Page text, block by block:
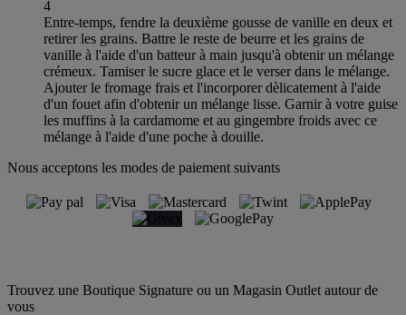
4
Entre-temps, fendre la deuxième gousse de vanille en deux et
retirer les grains. Battre le reste de beurre et les grains de
vanille à l'aide d'un batteur à main jusqu'à obtenir un mélange
crémeux. Tamiser le sucre glace et le verser dans le mélange.
Ajouter le fromage frais et l'incorporer dèlicatement à l'aide
d'un fouet afin d'obtenir un mélange lisse. Garnir à votre guise
les muffins à la cardamome et au gingembre froids avec ce
mélange à l'aide d'une poche à douille.
Nous acceptons les modes de paiement suivants
Trouvez une Boutique Signature ou un Magasin Outlet autour de
vous